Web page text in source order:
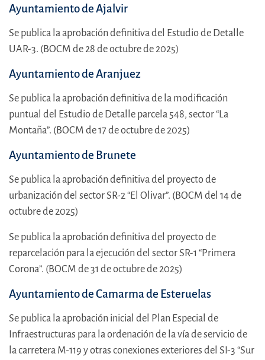
Ayuntamiento de Ajalvir
Se publica la aprobación definitiva del Estudio de Detalle
UAR-3. (BOCM de 28 de octubre de 2025)
Ayuntamiento de Aranjuez
Se publica la aprobación definitiva de la modificación
puntual del Estudio de Detalle parcela 548, sector “La
Montaña”. (BOCM de 17 de octubre de 2025)
Ayuntamiento de Brunete
Se publica la aprobación definitiva del proyecto de
urbanización del sector SR-2 “El Olivar”. (BOCM del 14 de
octubre de 2025)
Se publica la aprobación definitiva del proyecto de
reparcelación para la ejecución del sector SR-1 “Primera
Corona”. (BOCM de 31 de octubre de 2025)
Ayuntamiento de Camarma de Esteruelas
Se publica la aprobación inicial del Plan Especial de
Infraestructuras para la ordenación de la vía de servicio de
la carretera M-119 y otras conexiones exteriores del SI-3 “Sur